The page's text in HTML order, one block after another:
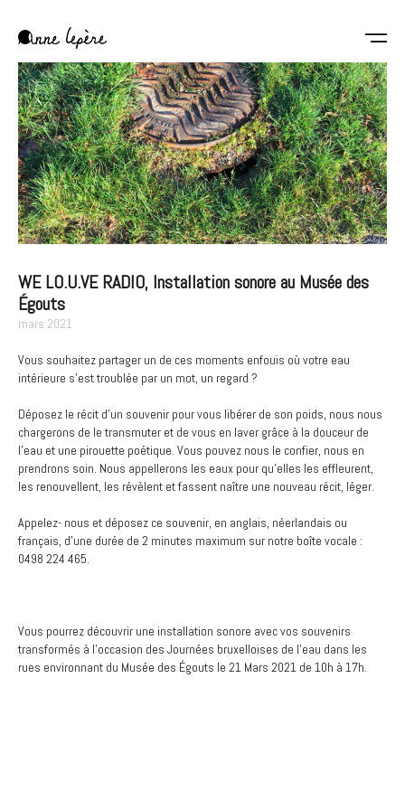
contenu
principal
Anne
Lepère
WE LO.U.VE RADIO, Installation sonore au Musée des
Égouts
mars 2021
Vous souhaitez partager un de ces moments enfouis où votre eau
intérieure s’est troublée par un mot, un regard ?
Déposez le récit d’un souvenir pour vous libérer de son poids, nous nous
chargerons de le transmuter et de vous en laver grâce à la douceur de
l’eau et une pirouette poétique. Vous pouvez nous le confier, nous en
prendrons soin. Nous appellerons les eaux pour qu’elles les effleurent,
les renouvellent, les révèlent et fassent naître une nouveau récit, léger.
Appelez- nous et déposez ce souvenir, en anglais, néerlandais ou
français, d’une durée de 2 minutes maximum sur notre boîte vocale :
0498 224 465.
Vous pourrez découvrir une installation sonore avec vos souvenirs
transformés à l’occasion des Journées bruxelloises de l’eau dans les
rues environnant du Musée des Égouts le 21 Mars 2021 de 10h à 17h.